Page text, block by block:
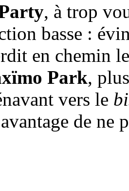
, à trop
basse :
en chemin
Park,
vers le
de ne